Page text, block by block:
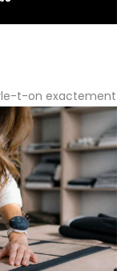
t-on exactement